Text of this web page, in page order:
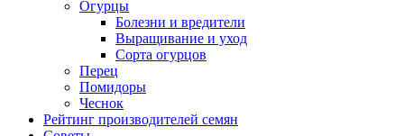
Огурцы
Болезни и вредители
Выращивание и уход
Сорта огурцов
Перец
Помидоры
Чеснок
Рейтинг производителей семян